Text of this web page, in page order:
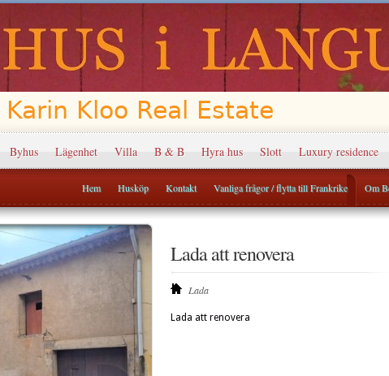
Byhus Lägenhet Villa B & B Hyra hus Slott Luxury residence
Hem Husköp Kontakt Vanliga frågor / flytta till Frankrike Om
Lada att renovera
Lada
Lada att renovera